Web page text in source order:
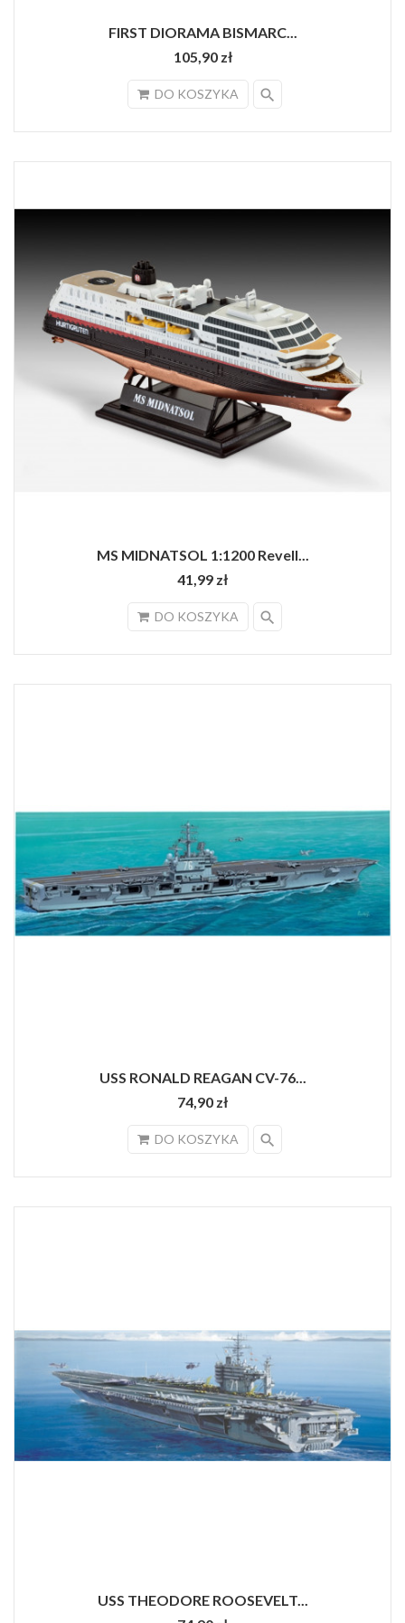
FIRST DIORAMA BISMARC...
105,90 zł
DO KOSZYKA search
MS MIDNATSOL 1:1200 Revell...
41,99 zł
DO KOSZYKA search
USS RONALD REAGAN CV-76...
74,90 zł
DO KOSZYKA search
USS THEODORE ROOSEVELT...